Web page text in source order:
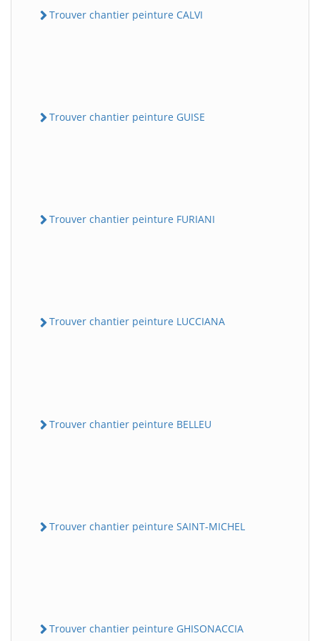
Trouver chantier peinture CALVI
Trouver chantier peinture GUISE
Trouver chantier peinture FURIANI
Trouver chantier peinture LUCCIANA
Trouver chantier peinture BELLEU
Trouver chantier peinture SAINT-MICHEL
Trouver chantier peinture GHISONACCIA